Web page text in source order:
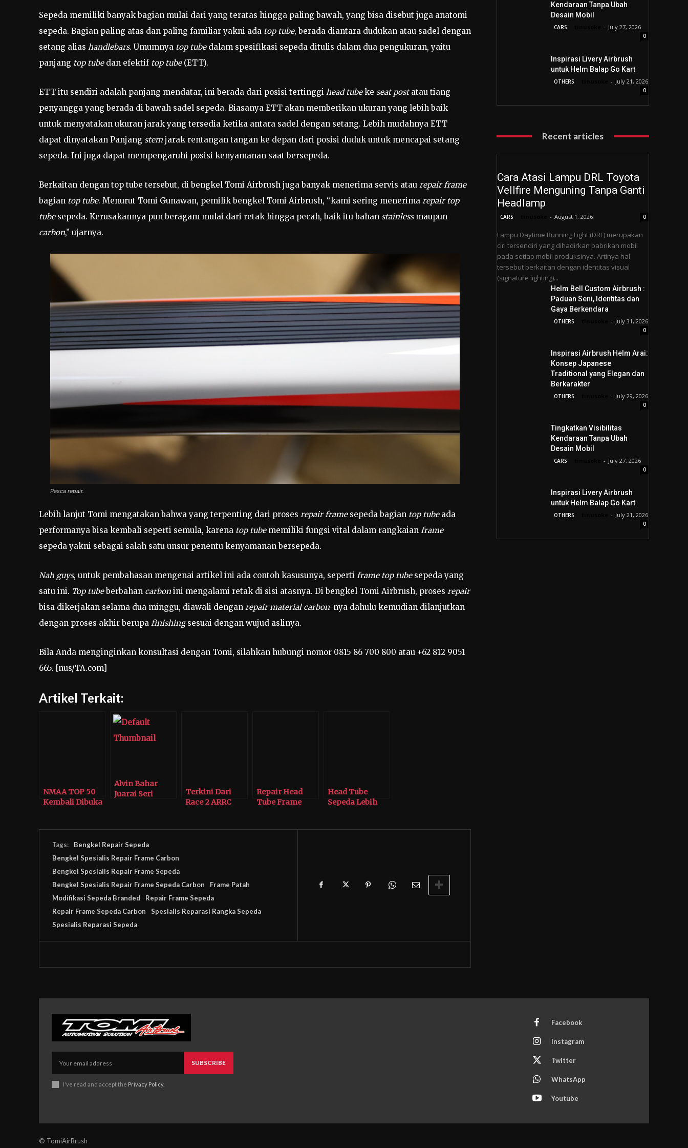
Sepeda memiliki banyak bagian mulai dari yang teratas hingga paling bawah, yang bisa disebut juga anatomi
sepeda. Bagian paling atas dan paling familiar yakni ada top tube, berada diantara dudukan atau sadel dengan
setang alias handlebars. Umumnya top tube dalam spesifikasi sepeda ditulis dalam dua pengukuran, yaitu
panjang top tubedan efektif top tube(ETT).
ETT itu sendiri adalah panjang mendatar, ini berada dari posisi tertinggi head tubeke seat postatau tiang
penyangga yang berada di bawah sadel sepeda. Biasanya ETT akan memberikan ukuran yang lebih baik
untuk menyatakan ukuran jarak yang tersedia ketika antara sadel dengan setang. Lebih mudahnya ETT
dapat dinyatakan Panjang stem jarak rentangan tangan ke depan dari posisi duduk untuk mencapai setang
sepeda. Ini juga dapat mempengaruhi posisi kenyamanan saat bersepeda.
Berkaitan dengan top tube tersebut, di bengkel Tomi Airbrush juga banyak menerima servis atau repair frame
bagian top tube. Menurut Tomi Gunawan, pemilik bengkel Tomi Airbrush, “kami sering menerima repair top
tubesepeda. Kerusakannya pun beragam mulai dari retak hingga pecah, baik itu bahan stainlessmaupun
carbon,” ujarnya.
Pasca repair.
Lebih lanjut Tomi mengatakan bahwa yang terpenting dari proses repair framesepeda bagian top tubeada
performanya bisa kembali seperti semula, karena top tubememiliki fungsi vital dalam rangkaian frame
sepeda yakni sebagai salah satu unsur penentu kenyamanan bersepeda.
Nah guys, untuk pembahasan mengenai artikel ini ada contoh kasusunya, seperti frame top tubesepeda yang
satu ini. Top tubeberbahan carbon ini mengalami retak di sisi atasnya. Di bengkel Tomi Airbrush, proses repair
bisa dikerjakan selama dua minggu, diawali dengan repair material carbon-nya dahulu kemudian dilanjutkan
dengan proses akhir berupa finishingsesuai dengan wujud aslinya.
Bila Anda menginginkan konsultasi dengan Tomi, silahkan hubungi nomor 0815 86 700 800 atau +62 812 9051
665. [nus/TA.com]
Artikel Terkait:
NMAA TOP 50
Kembali Dibuka
Alvin Bahar
Juarai Seri
Terkini Dari
Race 2 ARRC
Repair Head
Tube Frame
Head Tube
Sepeda Lebih
Tags:
Bengkel Repair Sepeda
Bengkel Spesialis Repair Frame Carbon
Bengkel Spesialis Repair Frame Sepeda
Bengkel Spesialis Repair Frame Sepeda Carbon
Frame Patah
Modifikasi Sepeda Branded
Repair Frame Sepeda
Repair Frame Sepeda Carbon
Spesialis Reparasi Rangka Sepeda
Spesialis Reparasi Sepeda
Kendaraan Tanpa Ubah
Desain Mobil
CARS - July 27, 2026
0
Inspirasi Livery Airbrush
untuk Helm Balap Go Kart
OTHERS - July 21, 2026
0
Recent articles
Cara Atasi Lampu DRL Toyota
Vellfire Menguning Tanpa Ganti
Headlamp
CARS - August 1, 2026 0
Lampu Daytime Running Light (DRL) merupakan
ciri tersendiri yang dihadirkan pabrikan mobil
pada setiap mobil produksinya. Artinya hal
tersebut berkaitan dengan identitas visual
(signature lighting)...
Helm Bell Custom Airbrush :
Paduan Seni, Identitas dan
Gaya Berkendara
OTHERS - July 31, 2026
0
Inspirasi Airbrush Helm Arai:
Konsep Japanese
Traditional yang Elegan dan
Berkarakter
OTHERS - July 29, 2026
0
Tingkatkan Visibilitas
Kendaraan Tanpa Ubah
Desain Mobil
CARS - July 27, 2026
0
Inspirasi Livery Airbrush
untuk Helm Balap Go Kart
OTHERS - July 21, 2026
0
SUBSCRIBE
I've read and accept the Privacy Policy.
Facebook
Instagram
Twitter
WhatsApp
Youtube
© TomiAirBrush